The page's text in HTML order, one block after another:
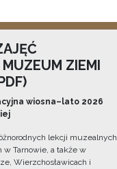
ZIEMI
wiosna–lato 2026
lekcji muzealnych
w Tarnowie, a także w
Wierzchosławicach i